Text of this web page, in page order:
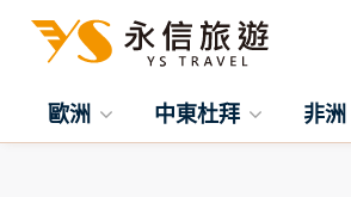
歐洲 中東杜拜 非洲